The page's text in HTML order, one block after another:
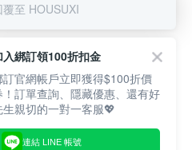
覆至 HOUSUXI
入綁訂領100折扣金
訂官網帳戶立即獲得$100折價
！訂單查詢、隱藏優惠、還有好
生親切的一對一客服💖
連結 LINE 帳號